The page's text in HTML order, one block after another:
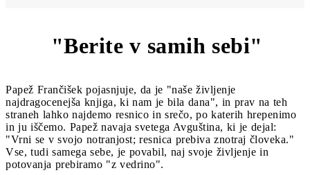
"Berite v samih sebi"
Papež Frančišek pojasnjuje, da je "naše življenje
najdragocenejša knjiga, ki nam je bila dana", in prav na teh
straneh lahko najdemo resnico in srečo, po katerih hrepenimo
in ju iščemo. Papež navaja svetega Avguština, ki je dejal:
"Vrni se v svojo notranjost; resnica prebiva znotraj človeka."
Vse, tudi samega sebe, je povabil, naj svoje življenje in
potovanja prebiramo "z vedrino".